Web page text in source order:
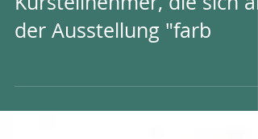
"Dankeschön" an alle
Kursteilnehmer, die sich an